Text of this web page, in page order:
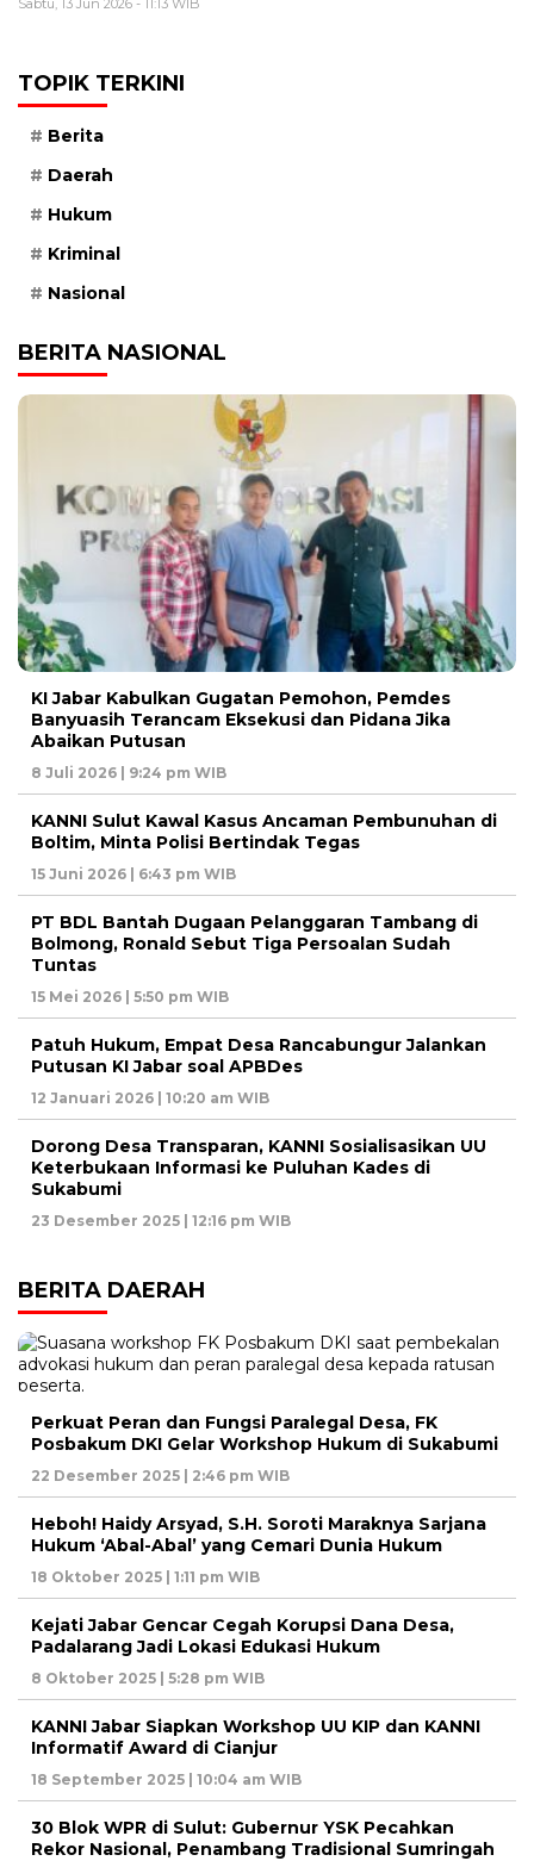
Sabtu, 13 Jun 2026 - 11:13 WIB
TOPIK TERKINI
Berita
Daerah
Hukum
Kriminal
Nasional
BERITA NASIONAL
KI Jabar Kabulkan Gugatan Pemohon, Pemdes
Banyuasih Terancam Eksekusi dan Pidana Jika
Abaikan Putusan
8 Juli 2026 | 9:24 pm WIB
KANNI Sulut Kawal Kasus Ancaman Pembunuhan di
Boltim, Minta Polisi Bertindak Tegas
15 Juni 2026 | 6:43 pm WIB
PT BDL Bantah Dugaan Pelanggaran Tambang di
Bolmong, Ronald Sebut Tiga Persoalan Sudah
Tuntas
15 Mei 2026 | 5:50 pm WIB
Patuh Hukum, Empat Desa Rancabungur Jalankan
Putusan KI Jabar soal APBDes
12 Januari 2026 | 10:20 am WIB
Dorong Desa Transparan, KANNI Sosialisasikan UU
Keterbukaan Informasi ke Puluhan Kades di
Sukabumi
23 Desember 2025 | 12:16 pm WIB
BERITA DAERAH
Perkuat Peran dan Fungsi Paralegal Desa, FK
Posbakum DKI Gelar Workshop Hukum di Sukabumi
22 Desember 2025 | 2:46 pm WIB
Heboh! Haidy Arsyad, S.H. Soroti Maraknya Sarjana
Hukum ‘Abal-Abal’ yang Cemari Dunia Hukum
18 Oktober 2025 | 1:11 pm WIB
Kejati Jabar Gencar Cegah Korupsi Dana Desa,
Padalarang Jadi Lokasi Edukasi Hukum
8 Oktober 2025 | 5:28 pm WIB
KANNI Jabar Siapkan Workshop UU KIP dan KANNI
Informatif Award di Cianjur
18 September 2025 | 10:04 am WIB
30 Blok WPR di Sulut: Gubernur YSK Pecahkan
Rekor Nasional, Penambang Tradisional Sumringah